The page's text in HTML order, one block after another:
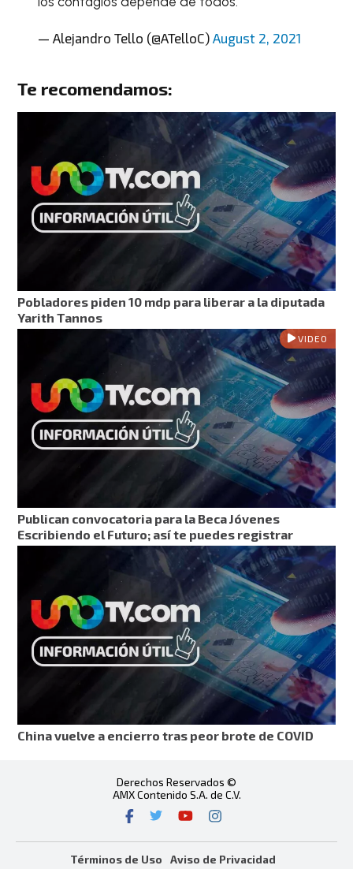
— Alejandro Tello (@ATelloC) August 2, 2021
Te recomendamos:
Pobladores piden 10 mdp para liberar a la diputada
Yarith Tannos
VIDEO
Publican convocatoria para la Beca Jóvenes
Escribiendo el Futuro; así te puedes registrar
China vuelve a encierro tras peor brote de COVID
Derechos Reservados ©
AMX Contenido S.A. de C.V.
Términos de Uso Aviso de Privacidad